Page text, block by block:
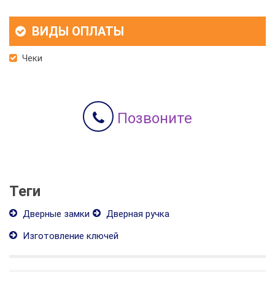
ВИДЫ ОПЛАТЫ
Чеки
Позвоните
Теги
Дверные замки
Дверная ручка
Изготовление ключей